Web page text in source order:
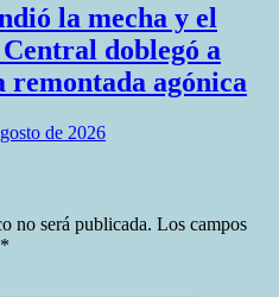
la mecha y el
doblegó a
remontada agónica
de 2026
no será publicada. Los campos
*